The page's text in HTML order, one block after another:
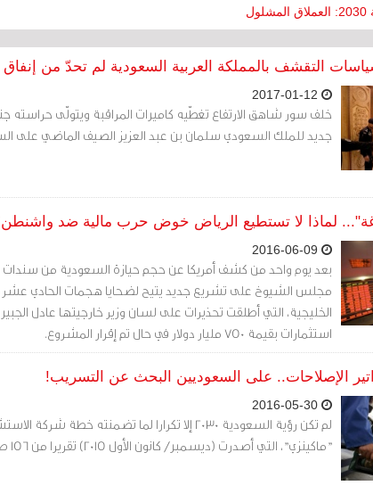
التقشف بالمملكة العربية السعودية لم تحدّ من إنفاق
خلف سور شاهق الارتفاع تغطّيه كاميرات المراقبة ويتولّى حراسته
جديد للملك السعودي سلمان بن عبد العزيز الصيف الماضي على
لماذا لا تستطيع الرياض خوض حرب مالية ضد
بعد يوم واحد من كشف أمريكا عن حجم حيازة السعودية من سندات
مجلس الشيوخ على تشريع جديد يتيح لضحايا هجمات الحادي عشر
الخليجية، التي أطلقت تحذيرات على لسان وزير خارجيتها عادل
استثمارات بقيمة 750 مليار دولار في حال تم إقرار المشروع.
الإصلاحات.. على السعوديين البحث عن التسريب!
لم تكن رؤية السعودية 2030 إلا تكرارا لما تضمنته خطة
"ماكينزي"، التي أصدرت (ديسمبر/ كانون الأول 2015) تقريرا من 156 صفحة...